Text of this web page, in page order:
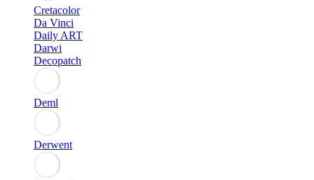
Cretacolor
Da Vinci
Daily ART
Darwi
Decopatch
Deml
Derwent